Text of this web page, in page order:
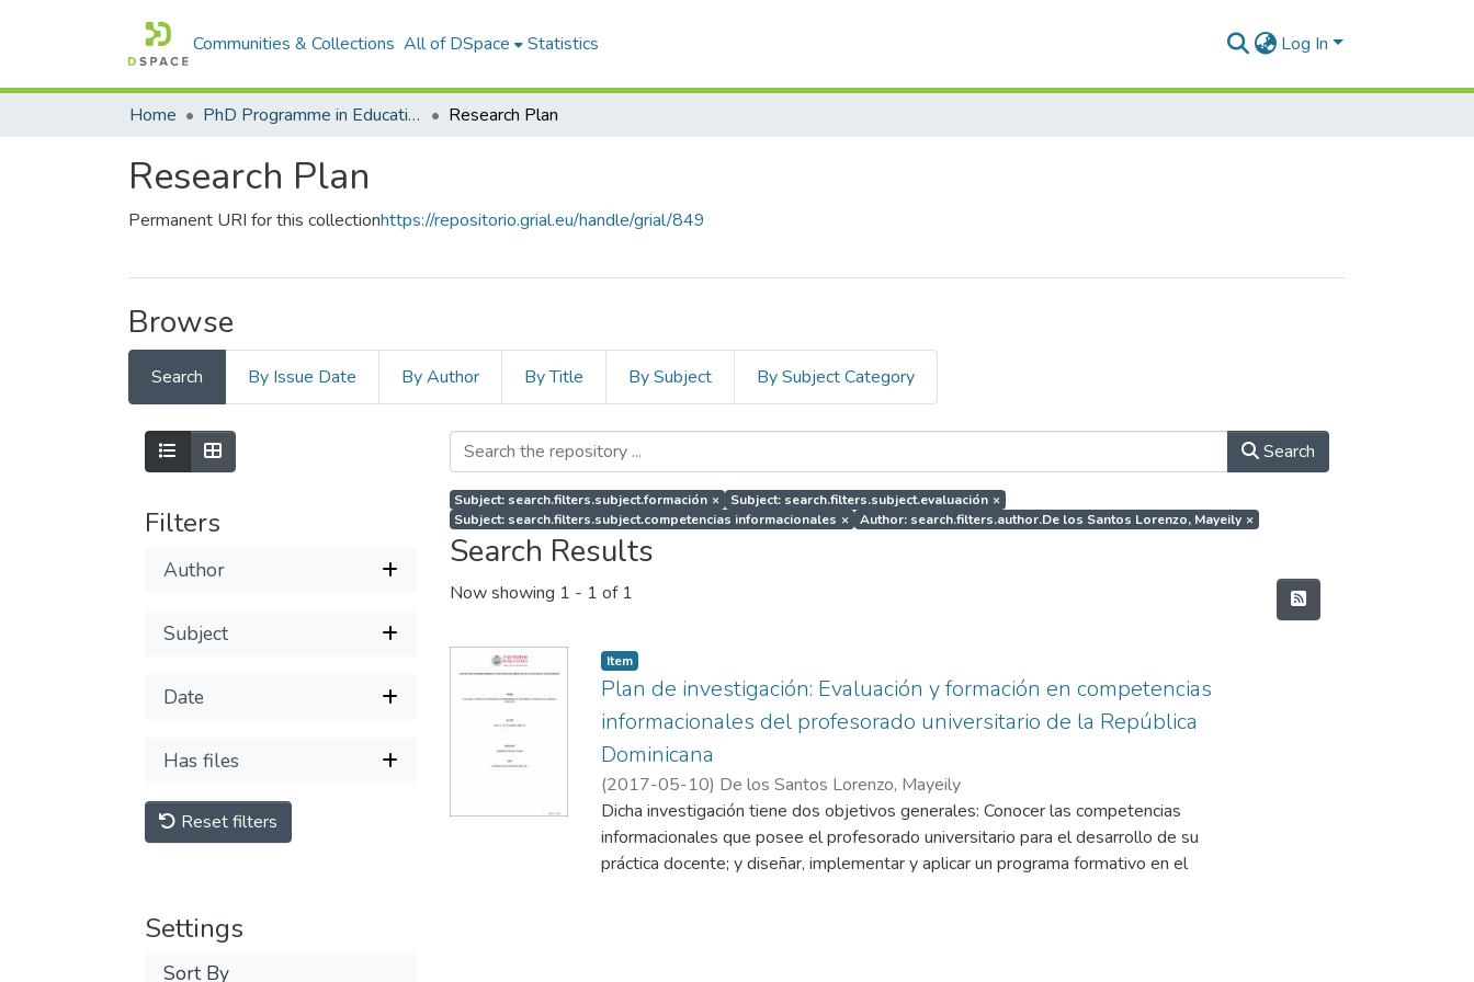
Communities & Collections All of DSpace Statistics Log In
Home PhD Programme in Education in the Knowledge Society Research Plan
Research Plan
Permanent URI for this collectionhttps://repositorio.grial.eu/handle/grial/849
Browse
Search By Issue Date By Author By Title By Subject By Subject Category
Filters
Author
Subject
Date
Has files
Reset filters
Settings
Sort By
Search
Subject: search.filters.subject.formación × Subject: search.filters.subject.evaluación ×
Subject: search.filters.subject.competencias informacionales × Author: search.filters.author.De los Santos Lorenzo, Mayeily ×
Search Results
Now showing 1 - 1 of 1
Item
Plan de investigación: Evaluación y formación en competencias
informacionales del profesorado universitario de la República
Dominicana
(2017-05-10) De los Santos Lorenzo, Mayeily
Dicha investigación tiene dos objetivos generales: Conocer las competencias
informacionales que posee el profesorado universitario para el desarrollo de su
práctica docente; y diseñar, implementar y aplicar un programa formativo en el